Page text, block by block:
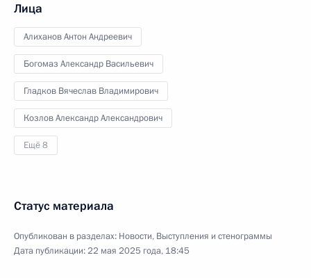
Лица
Алиханов Антон Андреевич
Богомаз Александр Васильевич
Гладков Вячеслав Владимирович
Козлов Александр Александрович
Ещё 8
Статус материала
Опубликован в разделах: Новости, Выступления и стенограммы
Дата публикации:22 мая 2025 года, 18:45